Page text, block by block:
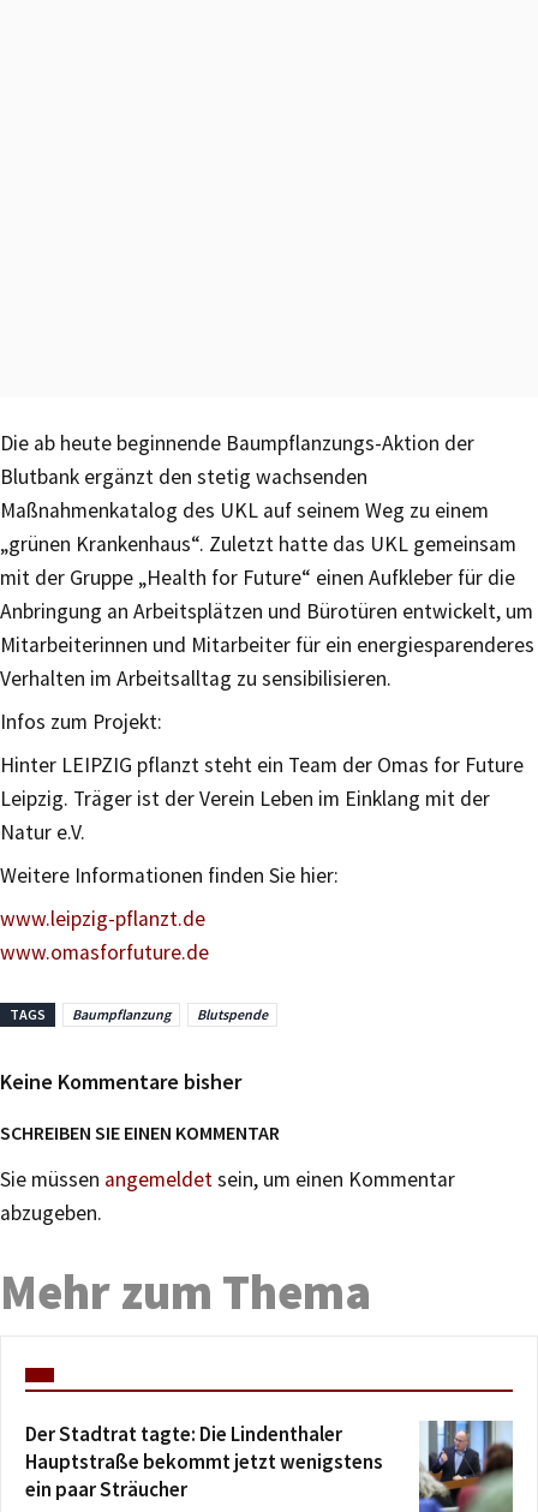
Die ab heute beginnende Baumpflanzungs-Aktion der
Blutbank ergänzt den stetig wachsenden
Maßnahmenkatalog des UKL auf seinem Weg zu einem
„grünen Krankenhaus“. Zuletzt hatte das UKL gemeinsam
mit der Gruppe „Health for Future“ einen Aufkleber für die
Anbringung an Arbeitsplätzen und Bürotüren entwickelt, um
Mitarbeiterinnen und Mitarbeiter für ein energiesparenderes
Verhalten im Arbeitsalltag zu sensibilisieren.
Infos zum Projekt:
Hinter LEIPZIG pflanzt steht ein Team der Omas for Future
Leipzig. Träger ist der Verein Leben im Einklang mit der
Natur e.V.
Weitere Informationen finden Sie hier:
www.leipzig-pflanzt.de
www.omasforfuture.de
TAGS Baumpflanzung Blutspende
Keine Kommentare bisher
SCHREIBEN SIE EINEN KOMMENTAR
Sie müssen angemeldetsein, um einen Kommentar
abzugeben.
Mehr zum Thema
Der Stadtrat tagte: Die Lindenthaler
Hauptstraße bekommt jetzt wenigstens
ein paar Sträucher